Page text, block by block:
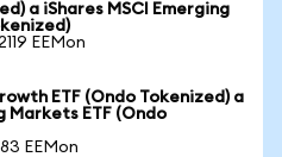
a iShares MSCI Emerging
EEMon
ETF (Ondo Tokenized) a
Markets ETF (Ondo
EEMon